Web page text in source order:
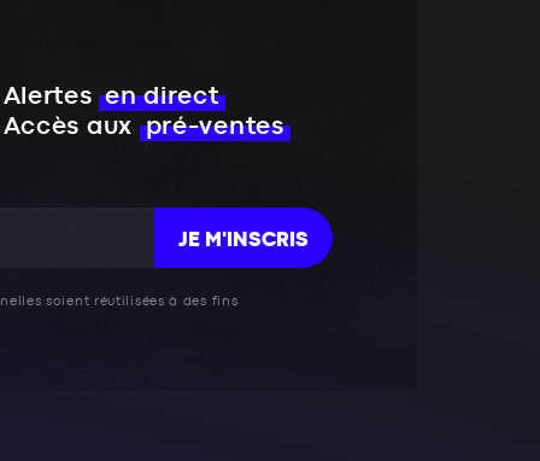
Alertes en direct
Accès aux pré-ventes
JE M'INSCRIS
soient réutilisées à des fins